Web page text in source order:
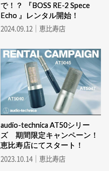
で！？ 『BOSS RE-2 Spece
Echo 』レンタル開始！
2024.09.12｜恵比寿店
audio-technica AT50シリー
ズ 期間限定キャンペーン！
恵比寿店にてスタート！
2023.10.14｜恵比寿店